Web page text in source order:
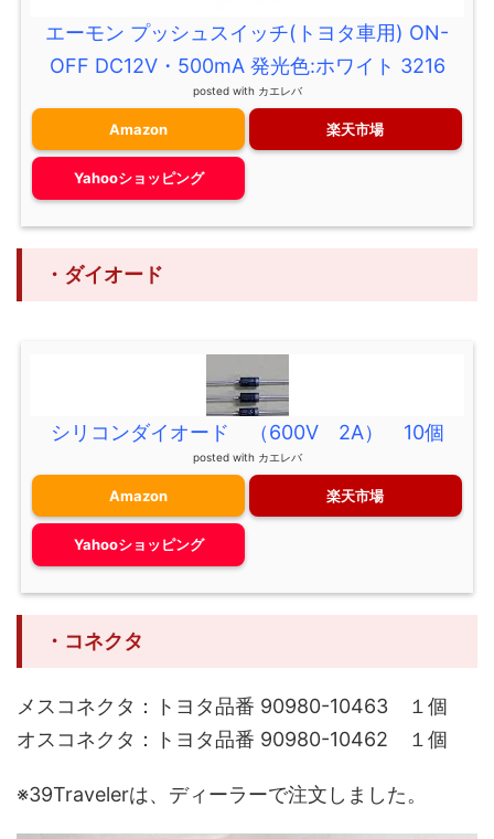
エーモン プッシュスイッチ(トヨタ車用) ON-
OFF DC12V・500mA 発光色:ホワイト 3216
posted with カエレバ
Amazon 楽天市場
Yahooショッピング
・ダイオード
シリコンダイオード （600V 2A） 10個
posted with カエレバ
Amazon 楽天市場
Yahooショッピング
・コネクタ
メスコネクタ：トヨタ品番 90980-10463 １個
オスコネクタ：トヨタ品番 90980-10462 １個
※39Travelerは、ディーラーで注文しました。